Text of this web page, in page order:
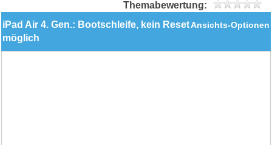
Themabewertung:
Ansichts-Optionen
iPad Air 4. Gen.: Bootschleife, kein Reset
möglich